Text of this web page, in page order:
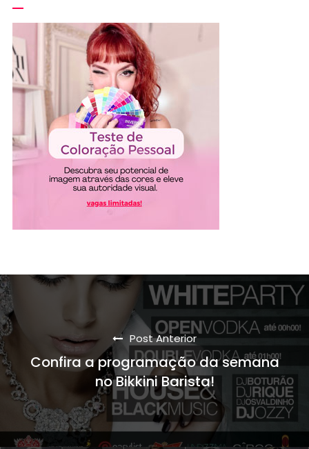
Post Anterior
Confira a programação da semana
no Bikkini Barista!